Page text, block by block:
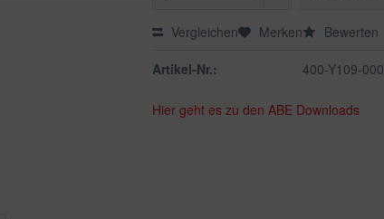
Vergleichen Merken Bewerten
Artikel-Nr.: 400-Y109-000
Hier geht es zu den ABE Downloads